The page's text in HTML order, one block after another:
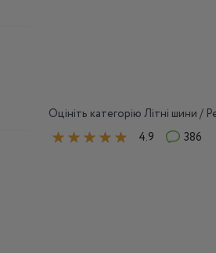
Оцініть категорію Літні шини
4.9
386